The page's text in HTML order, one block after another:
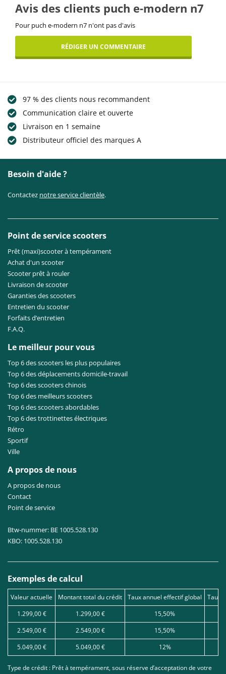
Avis des clients puch e-modern n7
Pour puch e-modern n7 n'ont pas d'avis
RÉDIGER UN COMMENTAIRE
97 % des clients nous recommandent
Communication claire et ouverte
Livraison en 1 semaine
Distributeur officiel des marques A
Besoin d'aide ?
Contactez notre service clientèle.
Point de service scooters
Prêt (maxi)scooter à tempérament
Achat d'un scooter
Scooter prêt à rouler
Livraison de scooter
Garanties des scooters
Entretien du scooter
Forfaits d’entretien
F.A.Q.
Le meilleur pour vous
Top 6 des scooters les plus populaires
Top 6 des déplacements domicile-travail
Top 6 des scooters chinois
Top 6 des meilleurs scooters
Top 6 des scooters abordables
Top 6 des trottinettes électriques
Rétro
Sportif
Ville
A propos de nous
A propos de nous
Contact
Point de service
Btw-nummer: BE 1005.528.130
KBO: 1005.528.130
Exemples de calcul
Valeur actuelle Montant total du crédit Taux annuel effectif global
Taux
1.299,00 €
1.299,00 €
15,50%
2.549,00 €
2.549,00 €
15,50%
5.049,00 €
5.049,00 € 12%
Type de crédit : Prêt à tempérament, sous réserve d’acceptation de votre